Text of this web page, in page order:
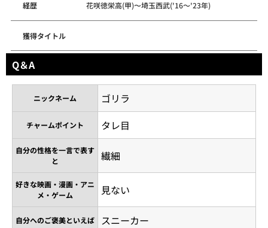
経歴 花咲徳栄高(甲)〜埼玉西武('16～'23年)
獲得タイトル
Q＆A
ニックネーム ゴリラ
チャームポイント タレ目
自分の性格を一言で表す
と
繊細
好きな映画・漫画・アニ
メ・ゲーム
見ない
自分へのご褒美といえば スニーカー